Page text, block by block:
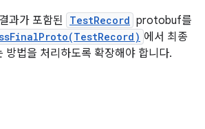
과가 포함된 TestRecord protobuf를
에서 최종
방법을 처리하도록 확장해야 합니다.